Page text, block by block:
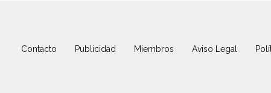
Contacto Publicidad Miembros Aviso Legal